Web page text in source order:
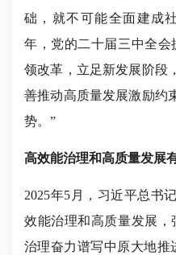
础，就不可能全面建成
年，党的二十届三中全会
领改革，立足新发展阶段
善推动高质量发展激励约
势。”
高效能治理和高质量发展
2025年5月，习近平总书
效能治理和高质量发展
治理奋力谱写中原大地推